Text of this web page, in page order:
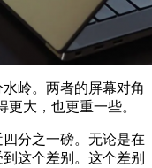
岭。两者的屏幕对角
更大，也更重一些。
四分之一磅。无论是在
这个差别。这个差别